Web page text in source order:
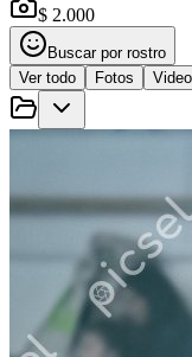
$ 2.000
Buscar por rostro
Ver todo
Fotos